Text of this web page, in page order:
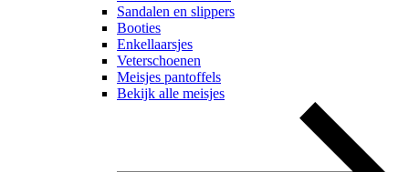
Sandalen en slippers
Booties
Enkellaarsjes
Veterschoenen
Meisjes pantoffels
Bekijk alle meisjes